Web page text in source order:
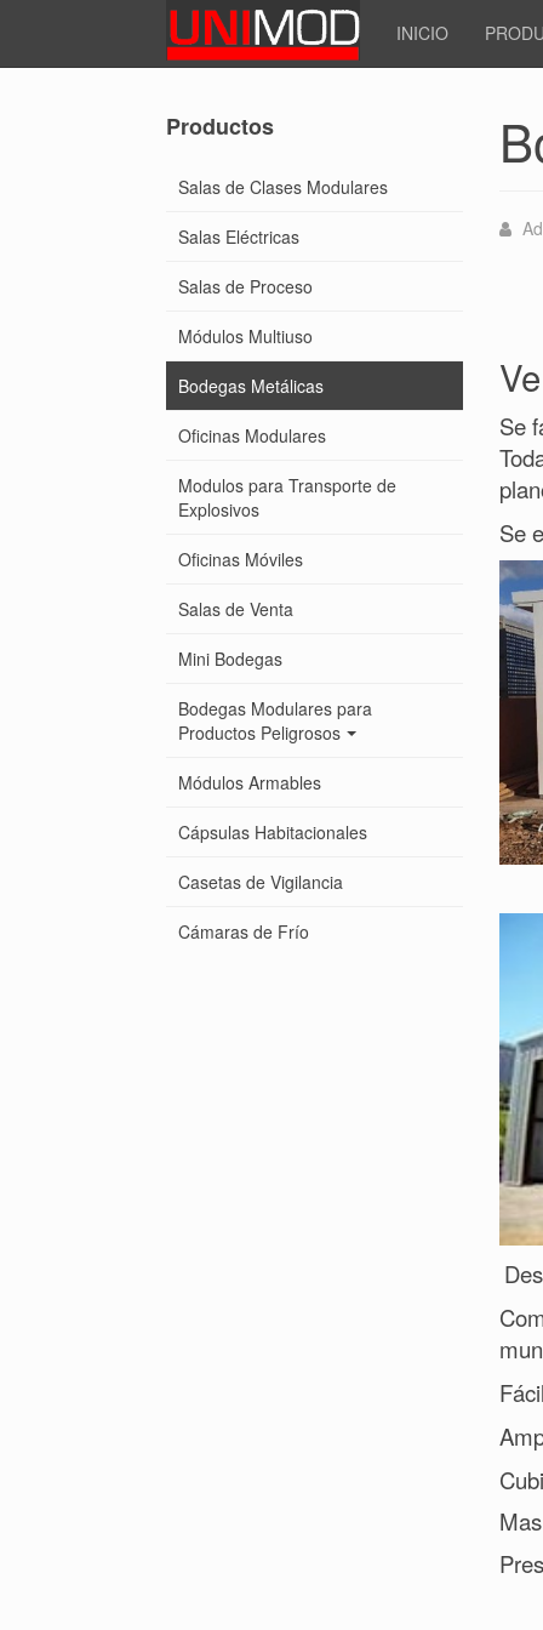
INICIO
Se
Se
Productos
Salas de Clases Modulares
Salas Eléctricas
Salas de Proceso
Módulos Multiuso
Bodegas Metálicas
Oficinas Modulares
Modulos para Transporte de
Explosivos
Oficinas Móviles
Salas de Venta
Mini Bodegas
Bodegas Modulares para
Productos Peligrosos
Módulos Armables
Cápsulas Habitacionales
Casetas de Vigilancia
Cámaras de Frío